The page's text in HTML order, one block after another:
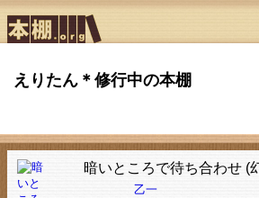
えりたん＊修行中の本棚
暗いところで待ち合わせ (
乙一